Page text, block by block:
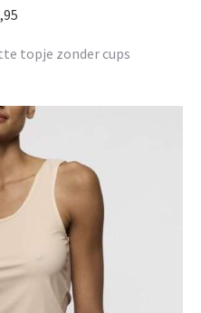
topje zonder cups